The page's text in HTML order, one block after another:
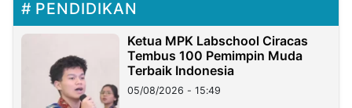
PENDIDIKAN
Ketua MPK Labschool Ciracas
Tembus 100 Pemimpin Muda
Terbaik Indonesia
05/08/2026 - 15:49